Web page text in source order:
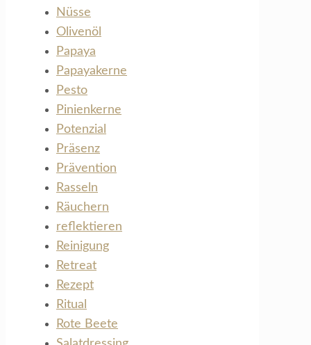
Nüsse
Olivenöl
Papaya
Papayakerne
Pesto
Pinienkerne
Potenzial
Präsenz
Prävention
Rasseln
Räuchern
reflektieren
Reinigung
Retreat
Rezept
Ritual
Rote Beete